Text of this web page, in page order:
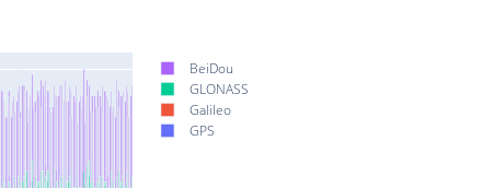
BeiDou
GLONASS
Galileo
GPS